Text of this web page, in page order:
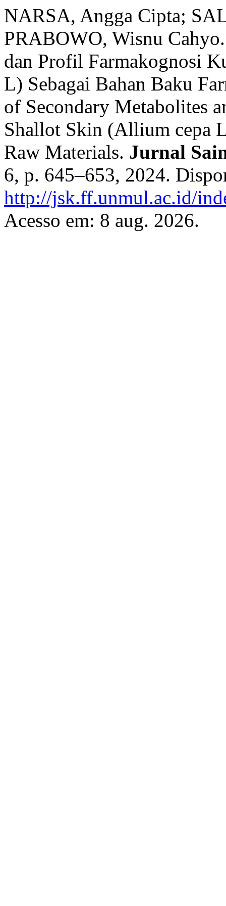
NARSA, Angga Cipta;
PRABOWO, Wisnu
dan Profil Farmakognosi
L) Sebagai Bahan Baku
of Secondary Metabolites
Shallot Skin (Allium cepa
Raw Materials. Jurnal
6, p. 645–653, 2024.
http://jsk.ff.unmul.ac.id/
Acesso em: 8 aug. 2026.